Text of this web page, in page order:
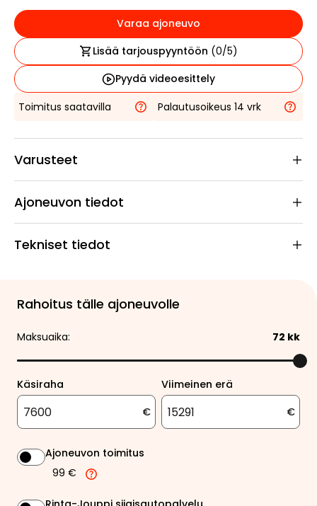
Varaa ajoneuvo
Lisää tarjouspyyntöön (0/5)
Pyydä videoesittely
Toimitus saatavilla
Palautusoikeus 14 vrk
Varusteet
Ajoneuvon tiedot
Tekniset tiedot
Rahoitus tälle ajoneuvolle
Maksuaika: 72 kk
Käsiraha
€
Viimeinen erä
€
Ajoneuvon toimitus
99 €